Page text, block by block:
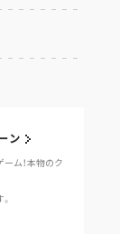
ン
ム！本物のク